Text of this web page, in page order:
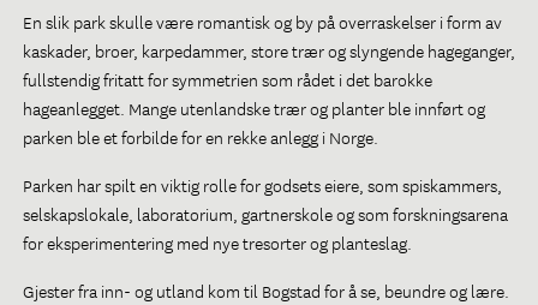
En slik park skulle være romantisk og by på overraskelser i form av
kaskader, broer, karpedammer, store trær og slyngende hageganger,
fullstendig fritatt for symmetrien som rådet i det barokke
hageanlegget. Mange utenlandske trær og planter ble innført og
parken ble et forbilde for en rekke anlegg i Norge.
Parken har spilt en viktig rolle for godsets eiere, som spiskammers,
selskapslokale, laboratorium, gartnerskole og som forskningsarena
for eksperimentering med nye tresorter og planteslag.
Gjester fra inn- og utland kom til Bogstad for å se, beundre og lære.